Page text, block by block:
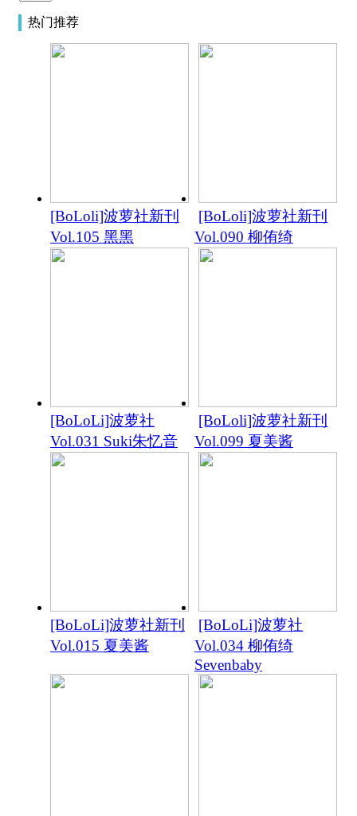
热门推荐
[BoLoli]波萝社新刊
Vol.105 黑黑
[BoLoli]波萝社新刊
Vol.090 柳侑绮
[BoLoLi]波萝社
Vol.031 Suki朱忆音
[BoLoli]波萝社新刊
Vol.099 夏美酱
[BoLoLi]波萝社新刊
Vol.015 夏美酱
[BoLoLi]波萝社
Vol.034 柳侑绮
Sevenbaby